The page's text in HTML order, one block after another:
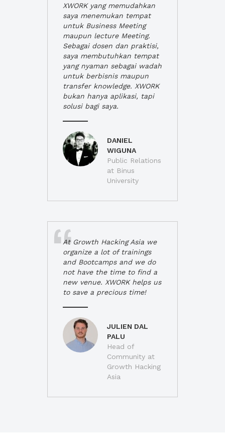
XWORK yang memudahkan
saya menemukan tempat
untuk Business Meeting
maupun lecture Meeting.
Sebagai dosen dan praktisi,
saya membutuhkan tempat
yang nyaman sebagai wadah
untuk berbisnis maupun
transfer knowledge. XWORK
bukan hanya aplikasi, tapi
solusi bagi saya.
DANIEL
WIGUNA
Public Relations
at Binus
University
At Growth Hacking Asia we
organize a lot of trainings
and Bootcamps and we do
not have the time to find a
new venue. XWORK helps us
to save a precious time!
JULIEN DAL
PALU
Head of
Community at
Growth Hacking
Asia